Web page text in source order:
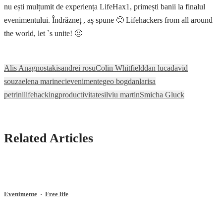
nu ești mulțumit de experiența LifeHax1, primești banii la finalul
evenimentului. Îndrăzneț , aș spune 🙂 Lifehackers from all around
the world, let `s unite! 🙂
Alis Anagnostakisandrei rosuColin Whitfielddan lucadavid
souzaelena marinecievenimentegeo bogdanlarisa
petrinilifehackingproductivitatesilviu martinSmicha Gluck
Related Articles
Evenimente · Free life